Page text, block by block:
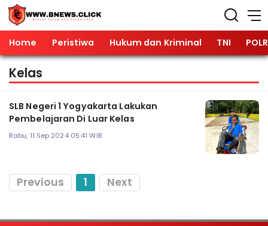
Home Peristiwa Hukum dan Kriminal TNI
Kelas
SLB Negeri 1 Yogyakarta Lakukan
Pembelajaran Di Luar Kelas
Rabu, 11 Sep 2024 05:41 WIB
Previous 1 Next